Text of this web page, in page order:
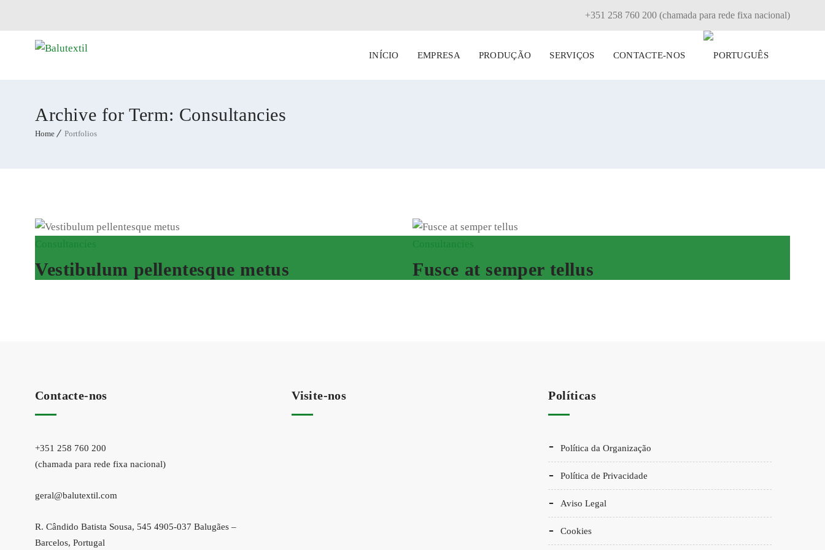
+351 258 760 200 (chamada para rede fixa nacional)
INÍCIO EMPRESA PRODUÇÃO SERVIÇOS CONTACTE-NOS
Archive for Term: Consultancies
Home Portfolios
Vestibulum pellentesque metus Fusce at semper tellus
Contacte-nos
+351 258 760 200
(chamada para rede fixa nacional)
geral@balutextil.com
R. Cândido Batista Sousa, 545 4905-037 Balugães –
Barcelos, Portugal
Visite-nos Políticas
Política da Organização
Política de Privacidade
Aviso Legal
Cookies